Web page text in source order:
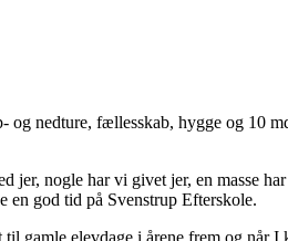
nedture, fællesskab, hygge og 10
jer, nogle har vi givet jer, en masse
god tid på Svenstrup Efterskole.
gamle elevdage i årene frem og når I